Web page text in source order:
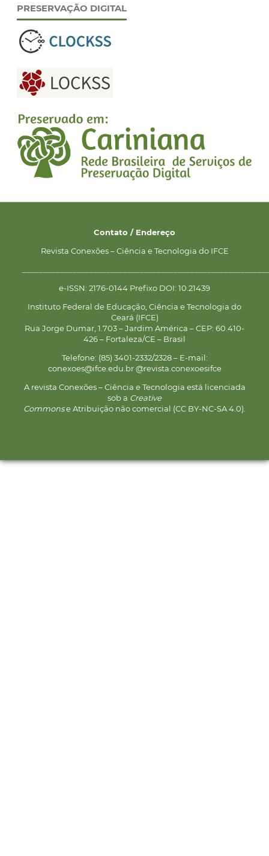
PRESERVAÇÃO DIGITAL
Contato / Endereço
Revista Conexões – Ciência e Tecnologia do IFCE
e-ISSN: 2176-0144 Prefixo DOI: 10.21439
Instituto Federal de Educação, Ciência e Tecnologia do
Ceará (IFCE)
Rua Jorge Dumar, 1.703 – Jardim América – CEP: 60.410-
426 – Fortaleza/CE – Brasil
Telefone: (85) 3401-2332/2328 – E-mail:
conexoes@ifce.edu.br @revista.conexoesifce
A revista Conexões – Ciência e Tecnologia está licenciada
sob a Creative
Commonse Atribuição não comercial (CC BY-NC-SA 4.0).